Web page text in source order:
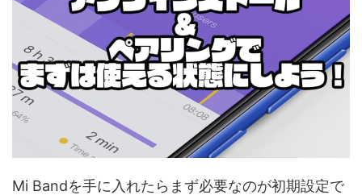
Mi Bandを手に入れたらまず必要なのが初期設定で